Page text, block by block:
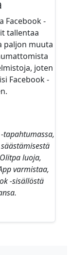
Facebook -
tallentaa
paljon muuta
joten
Facebook -
tapahtumassa,
luoja,
varmistaa,
-sisällöstä